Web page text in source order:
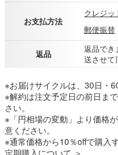
お支払方法
クレジッ
郵便振替
返品
返品でき
送させて
※お届けサイクルは、30日・
※解約は注文予定日の前日ま
さい。
※「円相場の変動」より価格
意ください。
※通常価格から10％offで購入
定期購入について ＞